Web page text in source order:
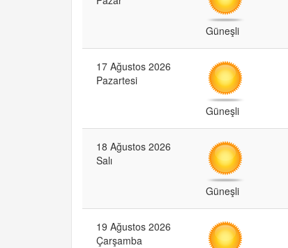
Güneşli
17 Ağustos 2026
Pazartesi
Güneşli
18 Ağustos 2026
Salı
Güneşli
19 Ağustos 2026
Çarşamba